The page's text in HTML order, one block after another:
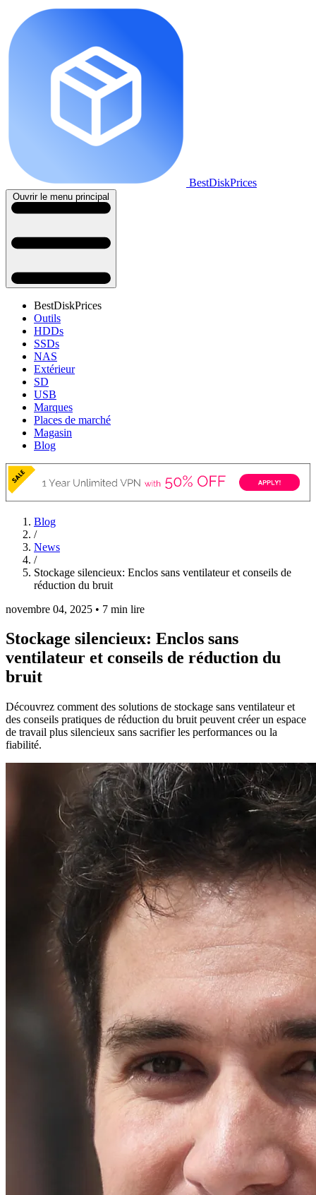
BestDiskPrices
Ouvrir le menu principal
BestDiskPrices
Outils
HDDs
SSDs
NAS
Extérieur
SD
USB
Marques
Places de marché
Magasin
Blog
Blog
/
News
/
Stockage silencieux: Enclos sans ventilateur et conseils de
réduction du bruit
novembre 04, 2025 • 7 min lire
Stockage silencieux: Enclos sans
ventilateur et conseils de réduction du
bruit
Découvrez comment des solutions de stockage sans ventilateur et
des conseils pratiques de réduction du bruit peuvent créer un espace
de travail plus silencieux sans sacrifier les performances ou la
fiabilité.